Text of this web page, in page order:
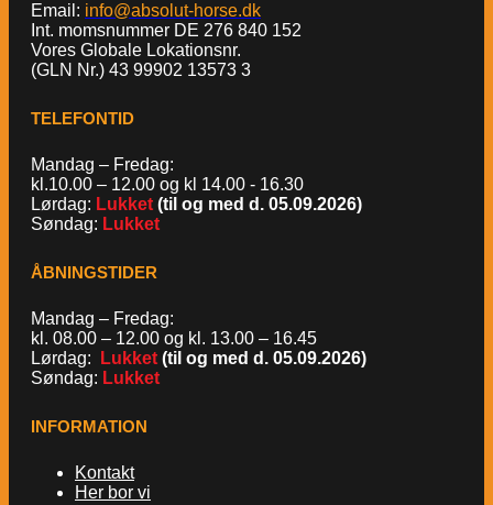
Email: info@absolut-horse.dk
Int. momsnummer DE 276 840 152
Vores Globale Lokationsnr.
(GLN Nr.) 43 99902 13573 3
TELEFONTID
Mandag – Fredag:
kl.10.00 – 12.00 og kl 14.00 - 16.30
Lørdag: Lukket (til og med d. 05.09.2026)
Søndag: Lukket
ÅBNINGSTIDER
Mandag – Fredag:
kl. 08.00 – 12.00 og kl. 13.00 – 16.45
Lørdag:
Lukket (til og med d. 05.09.2026)
Søndag: Lukket
INFORMATION
Kontakt
Her bor vi